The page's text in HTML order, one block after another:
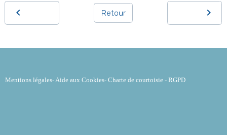
Retour
Mentions légales-Aide aux Cookies- Charte de courtoisie - RGPD